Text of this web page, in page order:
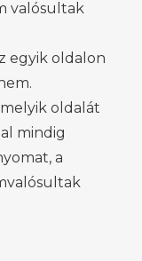
valósultak
egyik oldalon
oldalát
mindig
a